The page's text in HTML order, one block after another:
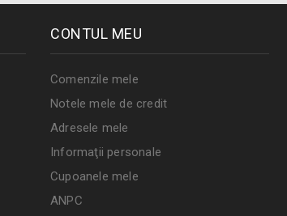
CONTUL MEU
Comenzile mele
Notele mele de credit
Adresele mele
Informaţii personale
Cupoanele mele
ANPC